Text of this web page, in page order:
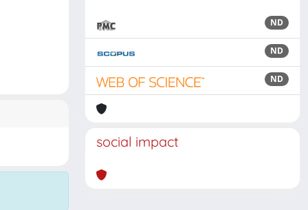
ND
ND
ND
social impact